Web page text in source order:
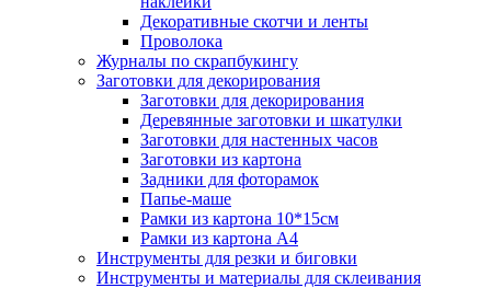
Декоративные скотчи и ленты
Проволока
Журналы по скрапбукингу
Заготовки для декорирования
Заготовки для декорирования
Деревянные заготовки и шкатулки
Заготовки для настенных часов
Заготовки из картона
Задники для фоторамок
Папье-маше
Рамки из картона 10*15см
Рамки из картона А4
Инструменты для резки и биговки
Инструменты и материалы для склеивания